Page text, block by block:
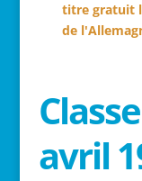
titre gratuit
de
avril